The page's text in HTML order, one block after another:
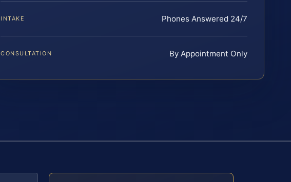
INTAKE Phones Answered 24/7
CONSULTATION By Appointment Only